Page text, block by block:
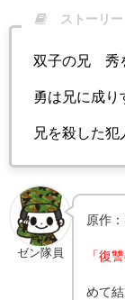
ストーリー
双子の兄 秀
勇は兄に成り
兄を殺した犯
ゼン隊員
原作
「復
めて